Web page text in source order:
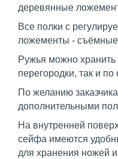
деревянные
Все полки с
ложементы -
Ружья можно хранить
перегородки, так и
По желанию
дополнительными
На внутренней
сейфа имеются
для хранения ножей